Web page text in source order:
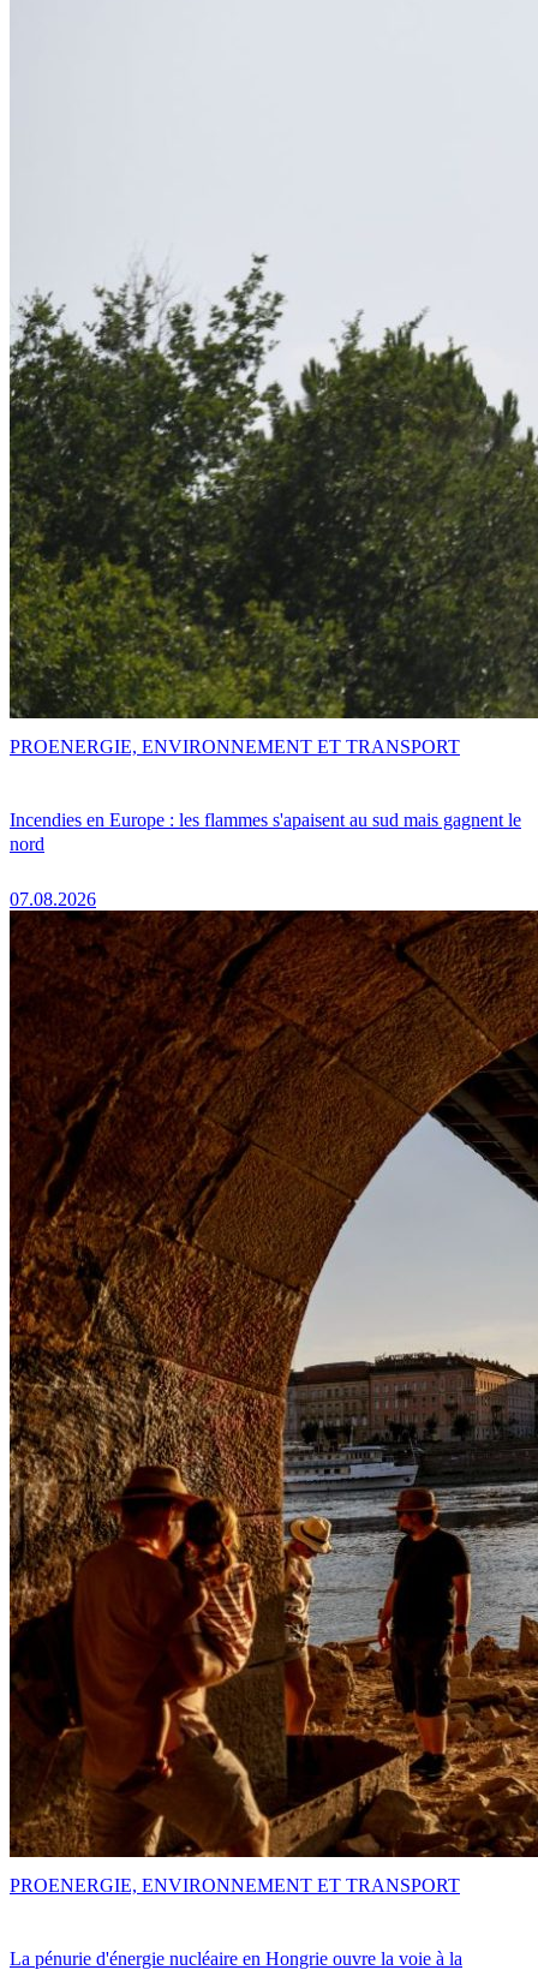
Incendies en Europe : les flammes s'apaisent au sud mais gagnent le
nord
07.08.2026
PROENERGIE, ENVIRONNEMENT ET TRANSPORT
La pénurie d'énergie nucléaire en Hongrie ouvre la voie à la
PROENERGIE, ENVIRONNEMENT ET TRANSPORT